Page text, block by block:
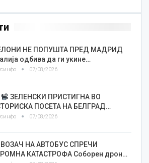
НЕ ПОПУШТА ПРЕД МАДРИД
одбива да ги укине…
07/08/2026
ЗЕЛЕНСКИ ПРИСТИГНА ВО
ПОСЕТА НА БЕЛГРАД…
07/08/2026
ВОЗАЧ НА АВТОБУС СПРЕЧИ
КАТАСТРОФА Соборен дрон…